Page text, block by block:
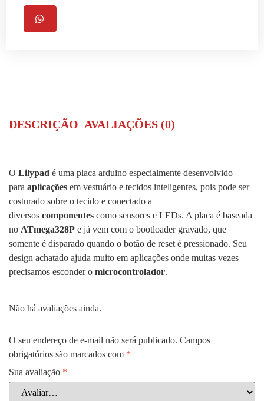
DESCRIÇÃO AVALIAÇÕES (0)
O Lilypad é uma placa arduino especialmente desenvolvido
para aplicações em vestuário e tecidos inteligentes, pois pode ser
costurado sobre o tecido e conectado a
diversos componentes como sensores e LEDs. A placa é baseada
no ATmega328P e já vem com o bootloader gravado, que
somente é disparado quando o botão de reset é pressionado. Seu
design achatado ajuda muito em aplicações onde muitas vezes
precisamos esconder o microcontrolador.
Não há avaliações ainda.
O seu endereço de e-mail não será publicado. Campos
obrigatórios são marcados com *
Sua avaliação *